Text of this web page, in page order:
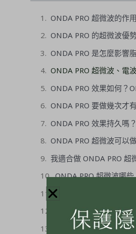
ONDA PRO 超微波的作
ONDA PRO 的超微波優
ONDA PRO 是怎麼影響
ONDA PRO 超微波、電
ONDA PRO 效果如何？
ONDA PRO 要做幾次才
ONDA PRO 效果持久嗎？
ONDA PRO 超微波可以
我適合做 ONDA PRO 超
ONDA PRO 超微波哪
ONDA PRO 超微波副作用
ONDA PRO 超微波術後
ONDA PRO 超微波安